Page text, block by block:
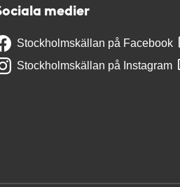
medier
Stockholmskällan på Facebook
Stockholmskällan på Instagram